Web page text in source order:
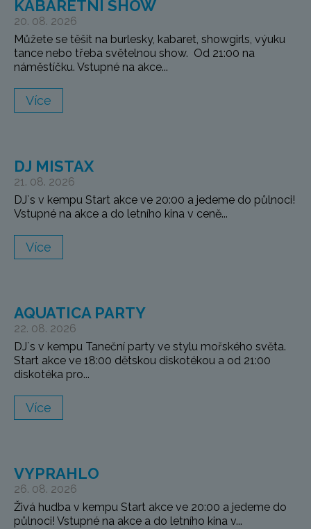
KABARETNÍ SHOW
20. 08. 2026
Můžete se těšit na burlesky, kabaret, showgirls, výuku
tance nebo třeba světelnou show. Od 21:00 na
náměstíčku. Vstupné na akce...
Více
DJ MISTAX
21. 08. 2026
DJ`s v kempu Start akce ve 20:00 a jedeme do půlnoci!
Vstupné na akce a do letního kina v ceně...
Více
AQUATICA PARTY
22. 08. 2026
DJ`s v kempu Taneční party ve stylu mořského světa.
Start akce ve 18:00 dětskou diskotékou a od 21:00
diskotéka pro...
Více
VYPRAHLO
26. 08. 2026
Živá hudba v kempu Start akce ve 20:00 a jedeme do
půlnoci! Vstupné na akce a do letního kina v...